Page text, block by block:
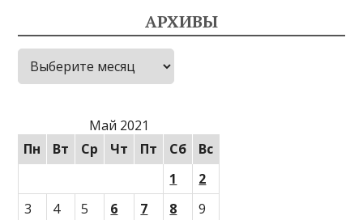
АРХИВЫ
Архивы
Май 2021
Пн
Вт Ср Чт Пт Сб
Вс
1
2
3
4 5 6 7 8
9